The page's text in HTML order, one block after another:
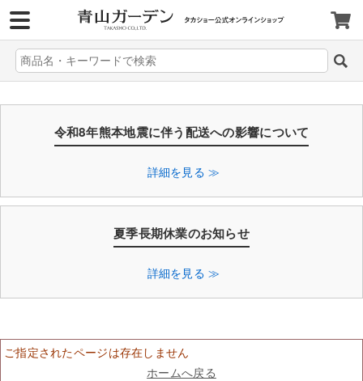
令和8年熊本地震に伴う配送への影響について
詳細を見る ≫
夏季長期休業のお知らせ
詳細を見る ≫
ご指定されたページは存在しません
ホームへ戻る